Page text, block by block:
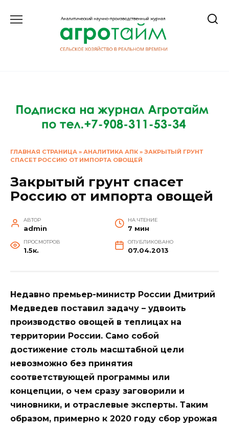
ГЛАВНАЯ СТРАНИЦА » АНАЛИТИКА АПК » ЗАКРЫТЫЙ ГРУНТ
СПАСЕТ РОССИЮ ОТ ИМПОРТА ОВОЩЕЙ
Закрытый грунт спасет
Россию от импорта овощей
АВТОР
admin
НА ЧТЕНИЕ
7 мин
ПРОСМОТРОВ
1.5к.
ОПУБЛИКОВАНО
07.04.2013
Недавно премьер-министр России Дмитрий
Медведев поставил задачу – удвоить
производство овощей в теплицах на
территории России. Само собой
достижение столь масштабной цели
невозможно без принятия
соответствующей программы или
концепции, о чем сразу заговорили и
чиновники, и отраслевые эксперты. Таким
образом, примерно к 2020 году сбор урожая